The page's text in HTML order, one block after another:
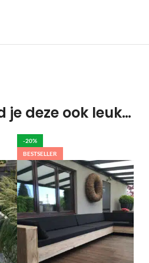
je deze ook leuk…
-20%
BESTSELLER